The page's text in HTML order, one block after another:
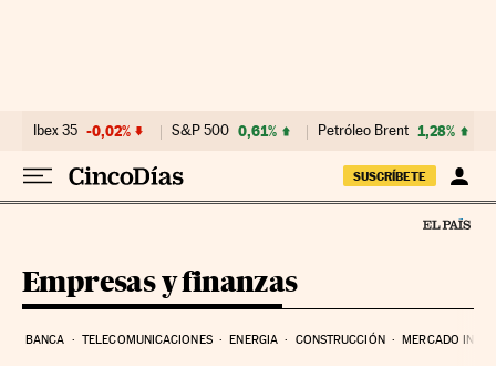
Ibex 35 -0,02% S&P 500 0,61% Petróleo Brent 1,28%
SUSCRÍBETE
Empresas y finanzas
BANCA TELECOMUNICACIONES ENERGIA CONSTRUCCIÓN MERCADO